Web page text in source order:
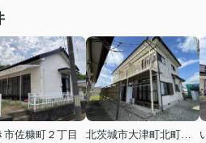
市佐糠町２丁目
北茨城市大津町北町４丁目